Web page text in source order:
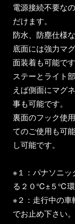
電源接続不要な
だけます。
防水、防塵仕様
底面には強力マ
面装着も可能で
ステーとライト
えば側面にマグ
事も可能です。
裏面のフック使
てのご使用も可
し可能です。
※１：パナソニッ
る２０℃±５℃環
※２：走行中の
でお止め下さい。